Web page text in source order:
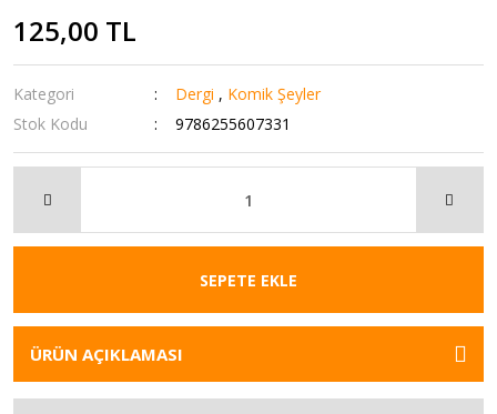
125,00 TL
Kategori Dergi , Komik Şeyler
Stok Kodu
9786255607331
SEPETE EKLE
ÜRÜN AÇIKLAMASI